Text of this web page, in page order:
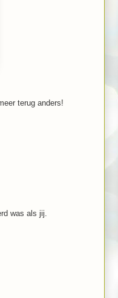
terug anders!
was als jij.